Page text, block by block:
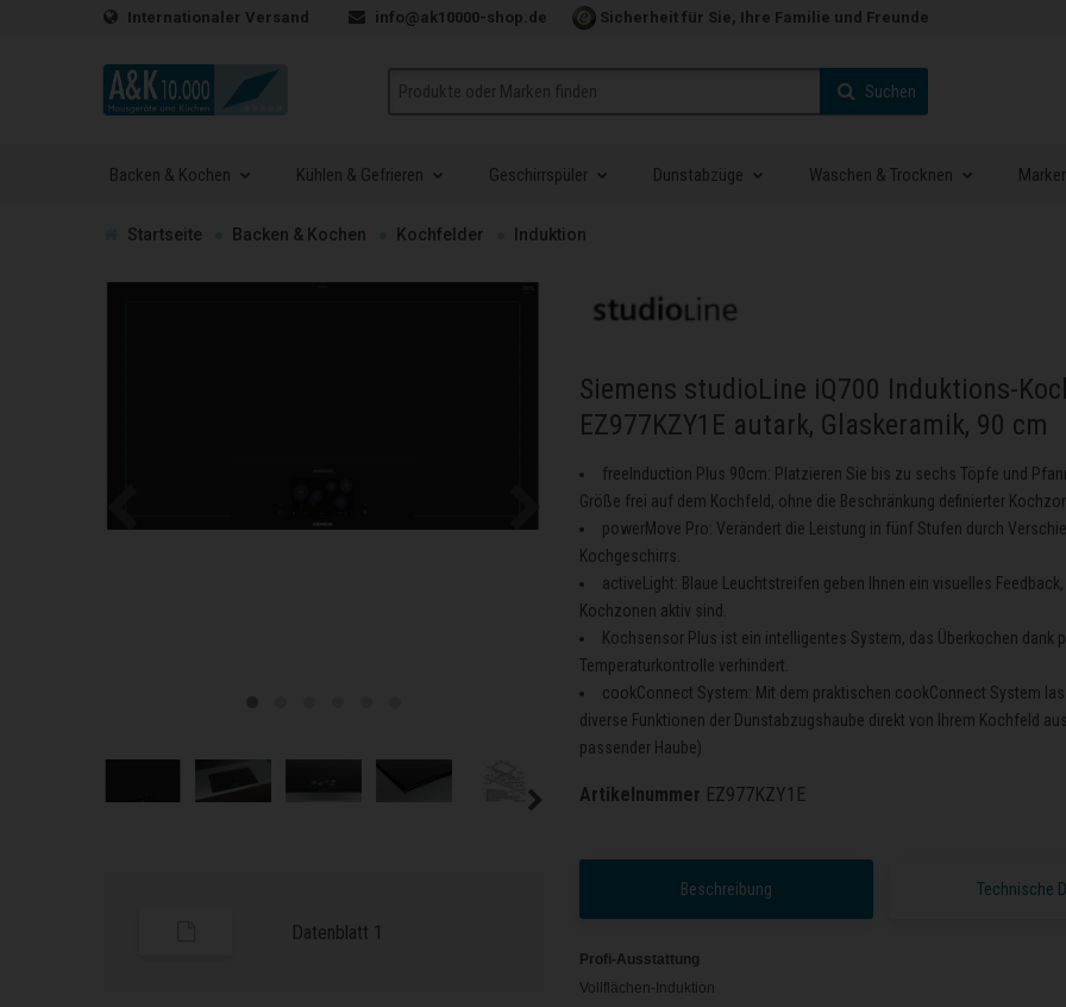
Zum Inhalt springen
Internationaler Versand info@ak10000-shop.de Sicherheit für Sie, Ihre Familie und Freunde
Suche Suchen
Backen & Kochen Kühlen & Gefrieren Geschirrspüler Dunstabzüge Waschen & Trocknen
Zur
Startseite Backen & Kochen Kochfelder Induktion
Datenblatt 1
Siemens studioLine iQ700 Induktions-
EZ977KZY1E autark, Glaskeramik, 90 cm
freeInduction Plus 90cm: Platzieren Sie bis zu sechs Töpfe und
Größe frei auf dem Kochfeld, ohne die Beschränkung definierter
powerMove Pro: Verändert die Leistung in fünf Stufen durch
Kochgeschirrs.
activeLight: Blaue Leuchtstreifen geben Ihnen ein visuelles
Kochzonen aktiv sind.
Kochsensor Plus ist ein intelligentes System, das Überkochen dank
Temperaturkontrolle verhindert.
cookConnect System: Mit dem praktischen cookConnect System
diverse Funktionen der Dunstabzugshaube direkt von Ihrem Kochfeld
passender Haube)
Artikelnummer EZ977KZY1E
Beschreibung Technische
Profi-Ausstattung
Vollflächen-Induktion